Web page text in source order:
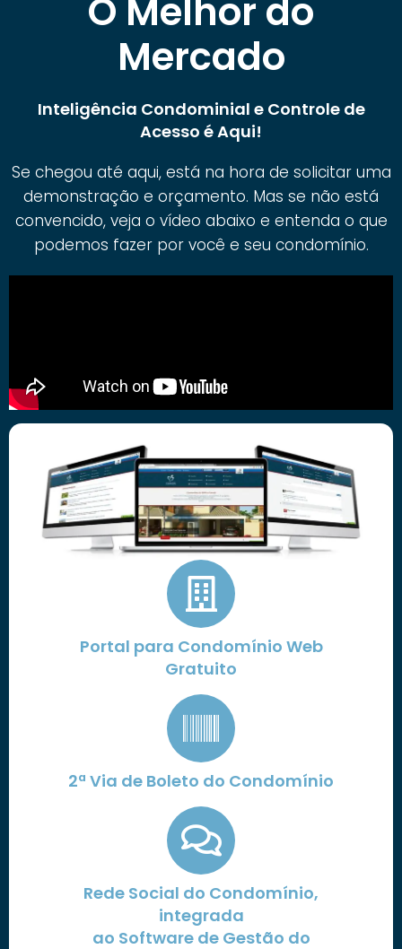
O Melhor do
Mercado
Inteligência Condominial e Controle de
Acesso é Aqui!
Se chegou até aqui, está na hora de solicitar uma
demonstração e orçamento. Mas se não está
convencido, veja o vídeo abaixo e entenda o que
podemos fazer por você e seu condomínio.
Portal para Condomínio Web
Gratuito
2ª Via de Boleto do Condomínio
Rede Social do Condomínio,
integrada
ao Software de Gestão do